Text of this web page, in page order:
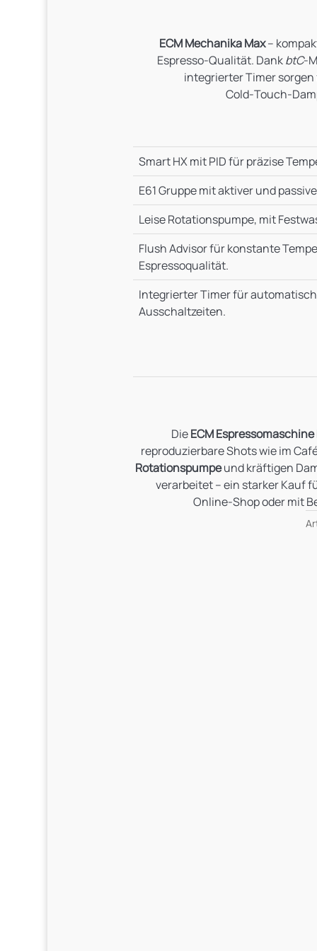
ECM Mechanika Max–
Espresso-Qualität. DankbtC-
integrierter Timer sorgen
Smart HX mit PID für präzise
E61 Gruppe mit aktiver und
Leise Rotationspumpe, mit
Flush Advisor für konstante
Espressoqualität.
Integrierter Timer für
Ausschaltzeiten.
DieECM Espressomaschine
reproduzierbare Shots wie im
Rotationspumpeund kräftigen
verarbeitet – ein starker Kauf
Online‑Shop oder mit